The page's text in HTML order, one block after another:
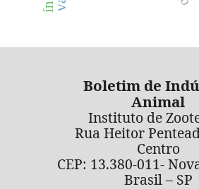
Boletim de
Animal
Instituto de
Rua Heitor
Centro
CEP: 13.380-011-
Brasil – SP